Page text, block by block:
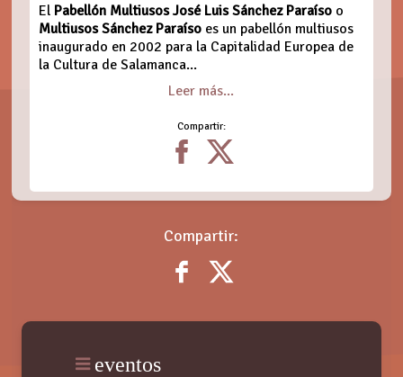
El Pabellón Multiusos José Luis Sánchez Paraíso o
Multiusos Sánchez Paraíso es un pabellón multiusos
inaugurado en 2002 para la Capitalidad Europea de
la Cultura de Salamanca...
Leer más...
Compartir:
Compartir:
eventos